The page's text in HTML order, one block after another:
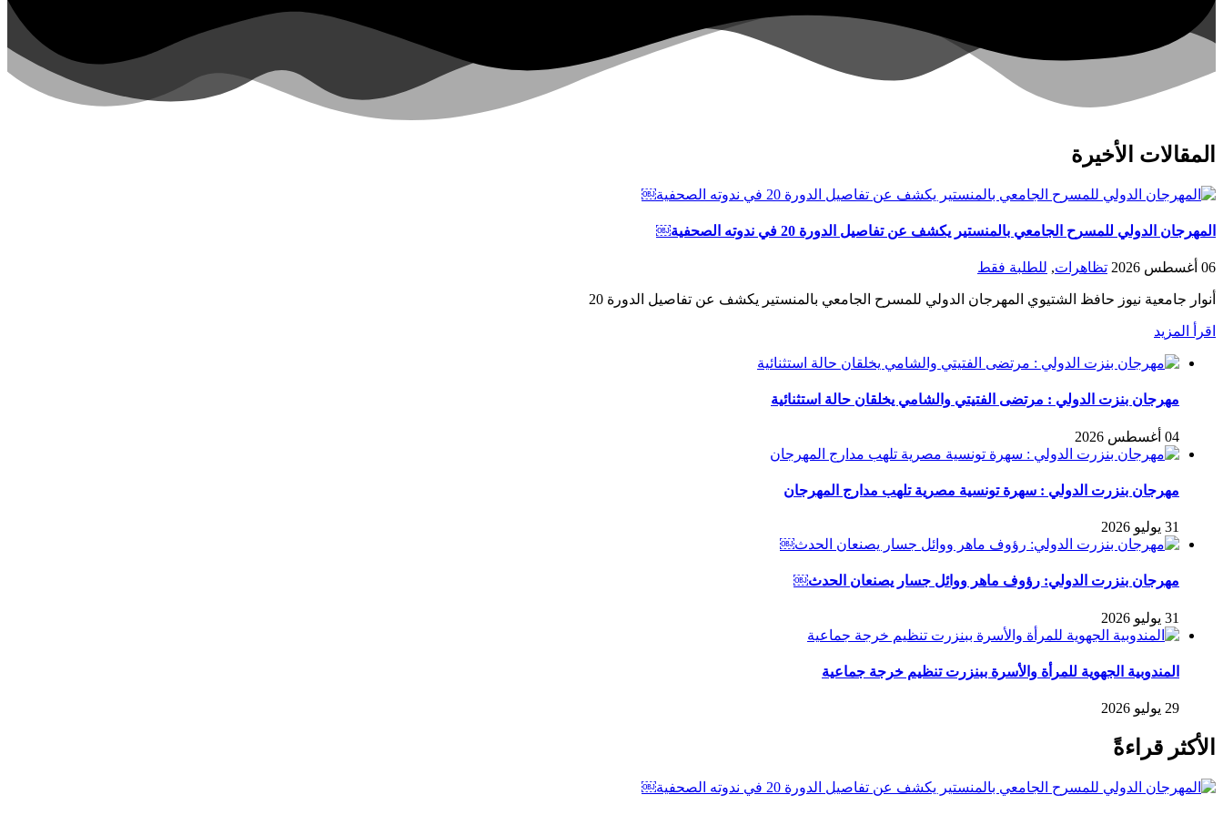
المقالات الأخيرة
المهرجان الدولي للمسرح الجامعي بالمنستير يكشف عن تفاصيل الدورة 20 في ندوته الصحفية￼
06 أغسطس 2026 تظاهرات, للطلبة فقط
أنوار جامعية نيوز حافظ الشتيوي المهرجان الدولي للمسرح الجامعي بالمنستير يكشف عن تفاصيل الدورة 20
اقرأ المزيد
مهرجان بنزت الدولي : مرتضى الفتيتي والشامي يخلقان حالة استثنائية
04 أغسطس 2026
مهرجان بنزرت الدولي : سهرة تونسية مصرية تلهب مدارج المهرجان
31 يوليو 2026
مهرجان بنزرت الدولي: رؤوف ماهر ووائل جسار يصنعان الحدث￼
31 يوليو 2026
المندوبية الجهوية للمرأة والأسرة ببنزرت تنظيم خرجة جماعية
29 يوليو 2026
الأكثر قراءةً